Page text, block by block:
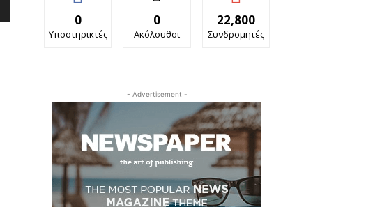
0
Υποστηρικτές
0
Ακόλουθοι
22,800
Συνδρομητές
- Advertisement -